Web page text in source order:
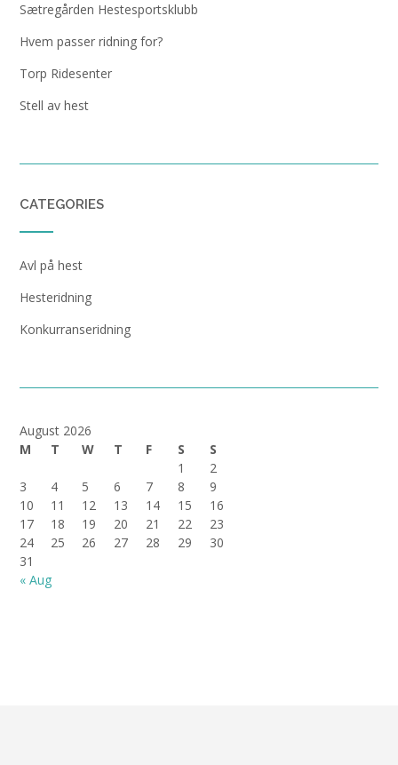
Sætregården Hestesportsklubb
Hvem passer ridning for?
Torp Ridesenter
Stell av hest
CATEGORIES
Avl på hest
Hesteridning
Konkurranseridning
August 2026
M
T W T F S S
« Aug
1
2
3
4 5 6 7 8
9
10
11 12 13 14 15
16
17
18 19 20 21 22
23
24
25 26 27 28 29
30
31